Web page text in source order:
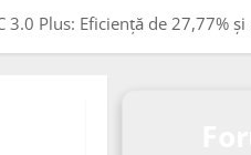
Plus: Eficiență de 27,77%